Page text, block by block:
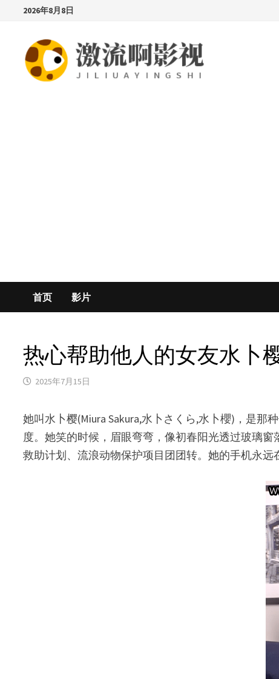
content
2026年8月8日
首页 影片
热心帮助他人的女友水卜
2025年7月15日
她叫水卜樱(Miura Sakura,水卜さくら,水卜櫻)，是
度。她笑的时候，眉眼弯弯，像初春阳光透过玻璃
救助计划、流浪动物保护项目团团转。她的手机永